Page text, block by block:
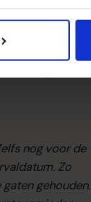
worden. En
tij te
nog voor de
Zo
gehouden.